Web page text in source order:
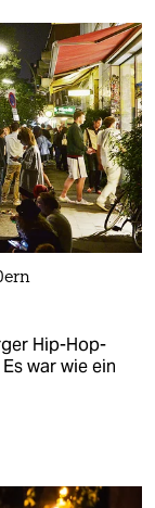
Hip-Hop-
war wie ein